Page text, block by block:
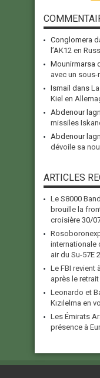
Conglomera
l’AK12 en
Mounirmarsa
avec un sous-
Ismail dans
Kiel en
Abdenour
missiles
Abdenour
dévoile sa
ARTICLES
Le S8000
brouille la
croisière 30/
internationale
air du Su-57E
Le FBI revient
après le
Leonardo et
Kızılelma en
Les Émirats
présence à